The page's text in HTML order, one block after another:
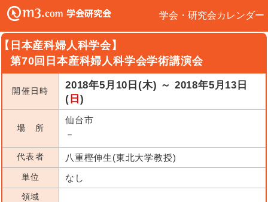
学会・研究会カレンダー
日本産科婦人科学会】
第70回日本産科婦人科学会学術講演会
開催日時
2018年5月10日(木) ～ 2018年5月13日
( 日 )
場 所
仙台市
－
代表者 八重樫伸生(東北大学教授)
単位 なし
領域